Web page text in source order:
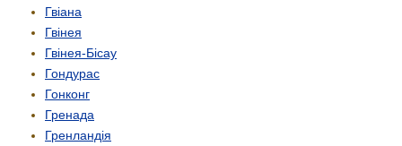
Гвіана
Гвінея
Гвінея-Бісау
Гондурас
Гонконг
Гренада
Гренландія